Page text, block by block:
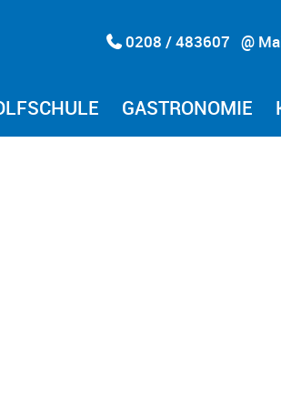
0208 / 483607 @
GASTRONOMIE